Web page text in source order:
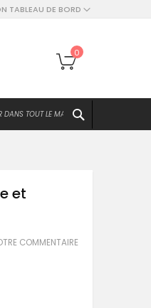
TABLEAU DE BORD
Mon panier
0
et
COMMENTAIRE